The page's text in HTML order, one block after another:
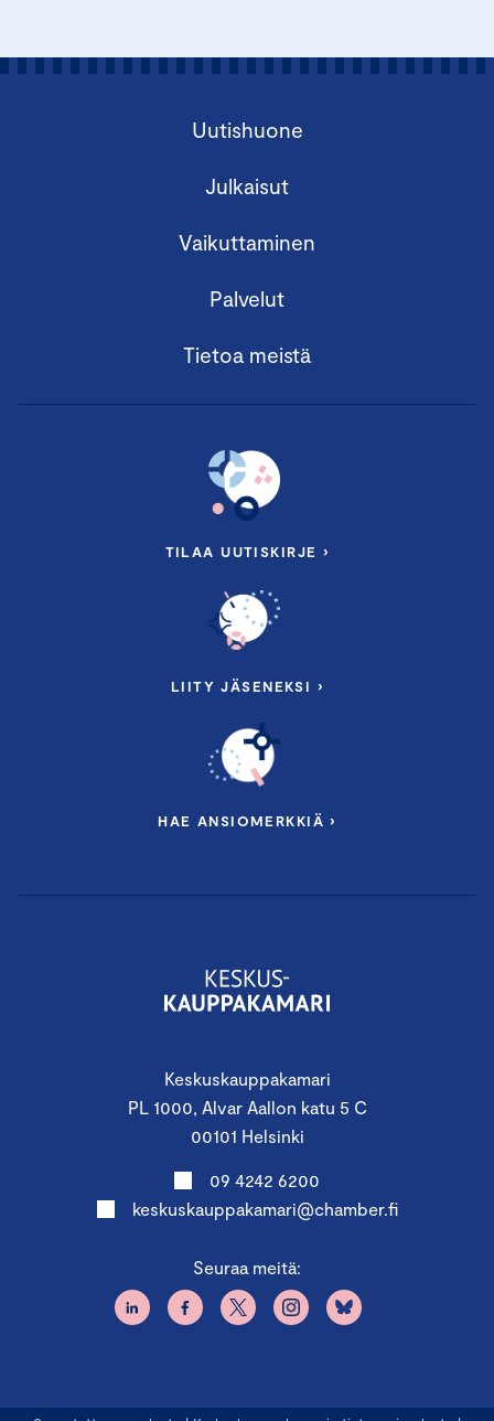
Keskuskauppakamari
PL 1000, Alvar Aallon katu 5 C
00101 Helsinki
09 4242 6200
keskuskauppakamari@chamber.fi
Seuraa meitä:
Uutishuone
Julkaisut
Vaikuttaminen
Palvelut
Tietoa meistä
TILAA UUTISKIRJE ›
LIITY JÄSENEKSI ›
HAE ANSIOMERKKIÄ ›